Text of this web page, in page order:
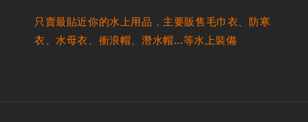
只賣最貼近你的水上用品，主要販售毛巾衣、防寒
衣、水母衣、衝浪帽、潛水帽...等水上裝備